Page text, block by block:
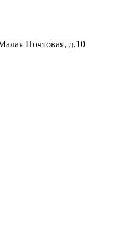
Почтовая, д.10